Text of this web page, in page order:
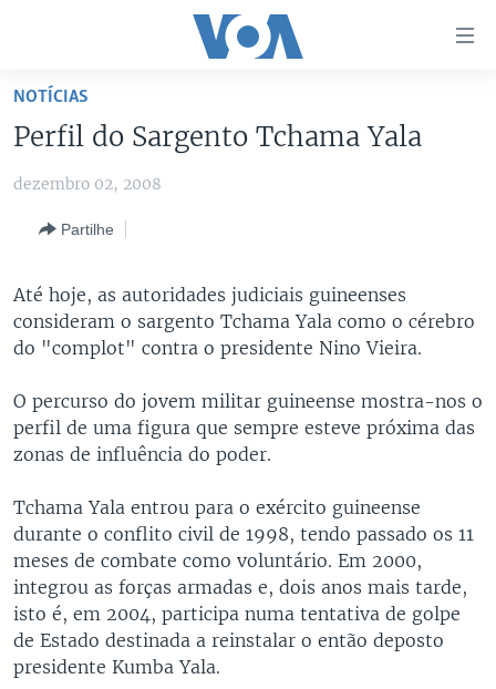
Acesso
para
artigo
principal
para
MOÇAMBIQUE
ESTADOS UNIDOS
ÁFRICA E MUNDO
BRASIL
DOSSIERS ESPECIAIS
DESPORTO
SAÚDE EM FOCO
VÍDEO
VOA60 ÁFRICA
VOA 60 CLIMA
VOA60 MUNDO
PASSADEIRA VERMELHA
ENTRETENIMENTO
NOTÍCIAS
Perfil do Sargento Tchama Yala
dezembro 02, 2008
Partilhe
Até hoje, as autoridades judiciais guineenses
consideram o sargento Tchama Yala como o cérebro
do "complot" contra o presidente Nino Vieira.
O percurso do jovem militar guineense mostra-nos o
perfil de uma figura que sempre esteve próxima das
zonas de influência do poder.
Tchama Yala entrou para o exército guineense
durante o conflito civil de 1998, tendo passado os 11
meses de combate como voluntário. Em 2000,
integrou as forças armadas e, dois anos mais tarde,
isto é, em 2004, participa numa tentativa de golpe
de Estado destinada a reinstalar o então deposto
presidente Kumba Yala.